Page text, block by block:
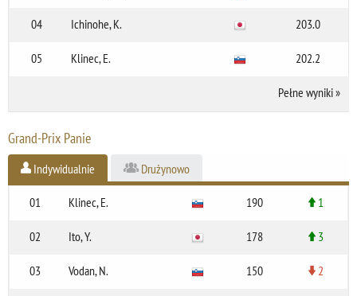
04 Ichinohe, K. 203.0
05 Klinec, E. 202.2
Pełne wyniki»
Grand-Prix Panie
Indywidualnie Drużynowo
01 Klinec, E. 190 1
02 Ito, Y. 178 3
03 Vodan, N. 150 2